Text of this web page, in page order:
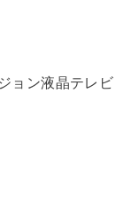
ョン液晶テレビ